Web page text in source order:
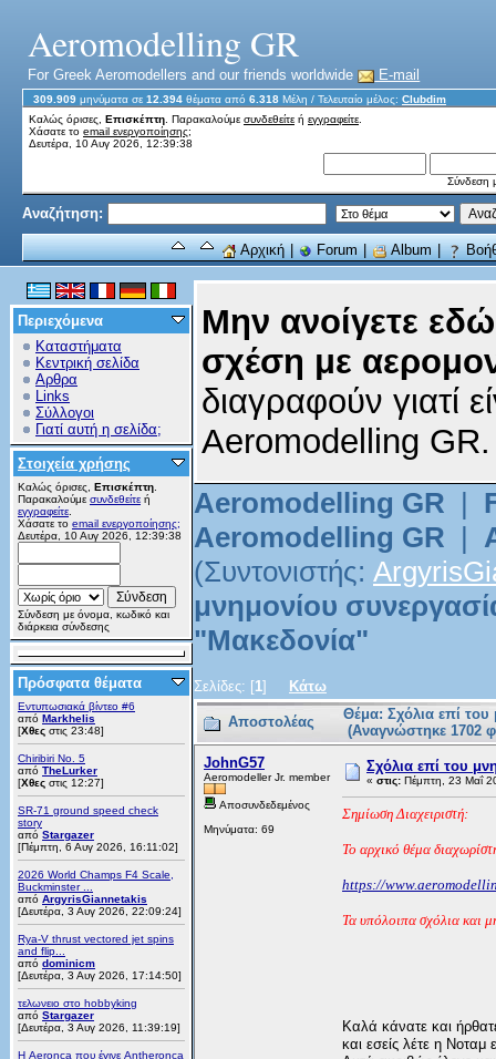
Aeromodelling GR
For Greek Aeromodellers and our friends worldwide E-mail
309.909 μηνύματα σε 12.394 θέματα από 6.318 Μέλη / Τελευταίο μέλος: Clubdim
Καλώς όρισες, Επισκέπτη . Παρακαλούμε συνδεθείτε ή εγγραφείτε
Χάσατε το email ενεργοποίησης;
Δευτέρα, 10 Αυγ 2026, 12:39:38
Σύνδεση
Αναζήτηση:
Αρχική| Forum| Album|
Περιεχόμενα
Καταστήματα
Κεντρική σελίδα
Αρθρα
Links
Σύλλογοι
Γιατί αυτή η σελίδα;
Στοιχεία χρήσης
Καλώς όρισες, Επισκέπτη
Παρακαλούμε συνδεθείτε ή
εγγραφείτε
Χάσατε το email ενεργοποίησης;
Δευτέρα, 10 Αυγ 2026, 12:39:38
Σύνδεση με όνομα, κωδικό και
διάρκεια σύνδεσης
Πρόσφατα θέματα
Εντυπωσιακά βίντεο #6
από Markhelis
[Χθες στις 23:48]
Chiribiri No. 5
από TheLurker
[Χθες στις 12:27]
SR-71 ground speed check
story
από Stargazer
[Πέμπτη, 6 Αυγ 2026, 16:11:02]
2026 World Champs F4 Scale,
Buckminster ...
από ArgyrisGiannetakis
[Δευτέρα, 3 Αυγ 2026, 22:09:24]
Rya-V thrust vectored jet spins
and flip...
από dominicm
[Δευτέρα, 3 Αυγ 2026, 17:14:50]
τελωνειο στο hobbyking
από Stargazer
[Δευτέρα, 3 Αυγ 2026, 11:39:19]
Η Aeronca που έγινε Antheronca
Μην ανοίγετε
σχέση με
διαγραφούν γιατί
Aeromodelling GR.
Aeromodelling GR |
Aeromodelling GR |
(Συντονιστής:
μνημονίου
"Μακεδονία"
Σελίδες: [1] Κάτω
Αποστολέας
Θέμα: Σχόλια επί
(Αναγνώστηκε 1702
JohnG57
Aeromodeller Jr. member
Αποσυνδεδεμένος
Μηνύματα: 69
Σχόλια επί του
« στις: Πέμπτη, 23 Μαΐ
Σημίωση Διαχειριστή:
Το αρχικό θέμα
https://
Τα υπόλοιπα σχόλια και
Καλά κάνατε και
και εσείς λέτε η Νοταμ